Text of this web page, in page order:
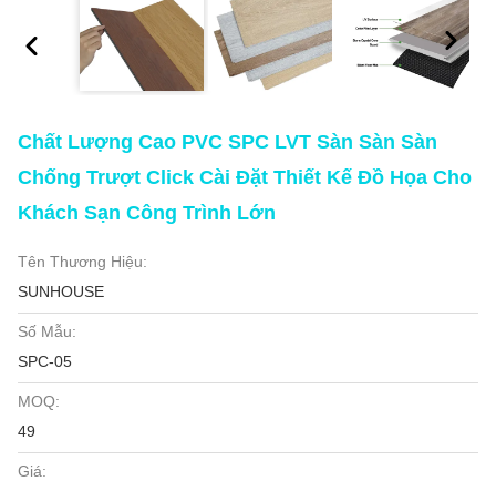
Chất Lượng Cao PVC SPC LVT Sàn Sàn Sàn
Chống Trượt Click Cài Đặt Thiết Kế Đồ Họa Cho
Khách Sạn Công Trình Lớn
Tên Thương Hiệu:
SUNHOUSE
Số Mẫu:
SPC-05
MOQ:
49
Giá: